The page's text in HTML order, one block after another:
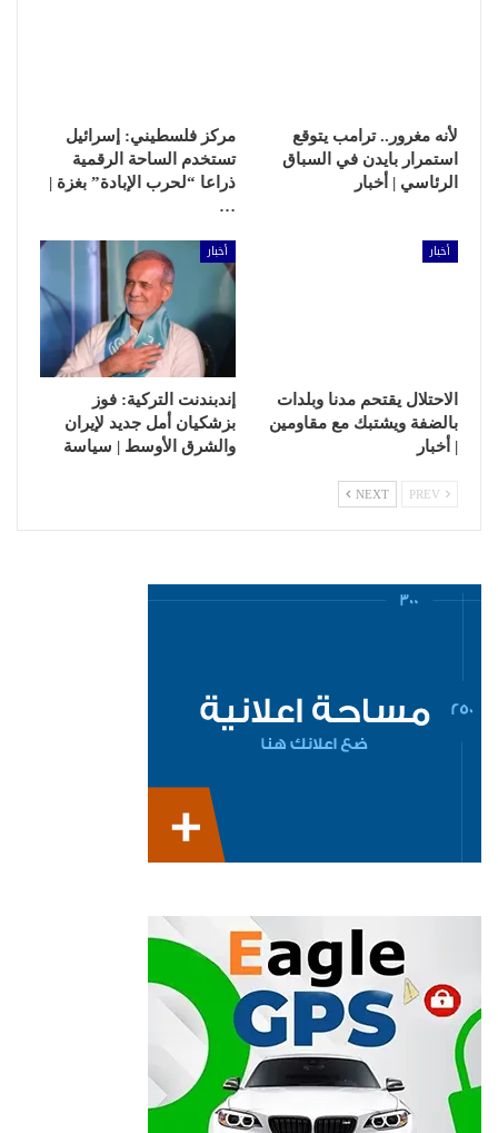
لأنه مغرور.. ترامب يتوقع
استمرار بايدن في السباق
الرئاسي | أخبار
مركز فلسطيني: إسرائيل
تستخدم الساحة الرقمية
ذراعا “لحرب الإبادة” بغزة |
…
أخبار
الاحتلال يقتحم مدنا وبلدات
بالضفة ويشتبك مع مقاومين
| أخبار
أخبار
إندبندنت التركية: فوز
بزشكيان أمل جديد لإيران
والشرق الأوسط | سياسة
NEXT